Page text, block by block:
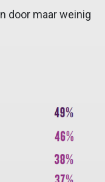
door maar weinig